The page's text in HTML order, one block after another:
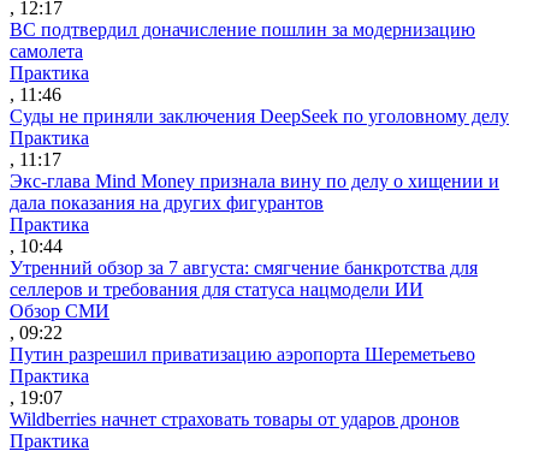
, 12:17
ВС подтвердил доначисление пошлин за модернизацию
самолета
Практика
, 11:46
Суды не приняли заключения DeepSeek по уголовному делу
Практика
, 11:17
Экс-глава Mind Money признала вину по делу о хищении и
дала показания на других фигурантов
Практика
, 10:44
Утренний обзор за 7 августа: смягчение банкротства для
селлеров и требования для статуса нацмодели ИИ
Обзор СМИ
, 09:22
Путин разрешил приватизацию аэропорта Шереметьево
Практика
, 19:07
Wildberries начнет страховать товары от ударов дронов
Практика